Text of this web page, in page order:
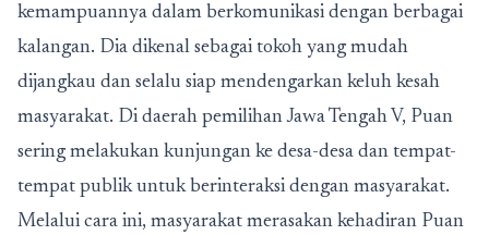
kemampuannya dalam berkomunikasi dengan berbagai
kalangan. Dia dikenal sebagai tokoh yang mudah
dijangkau dan selalu siap mendengarkan keluh kesah
masyarakat. Di daerah pemilihan Jawa Tengah V, Puan
sering melakukan kunjungan ke desa-desa dan tempat-
tempat publik untuk berinteraksi dengan masyarakat.
Melalui cara ini, masyarakat merasakan kehadiran Puan